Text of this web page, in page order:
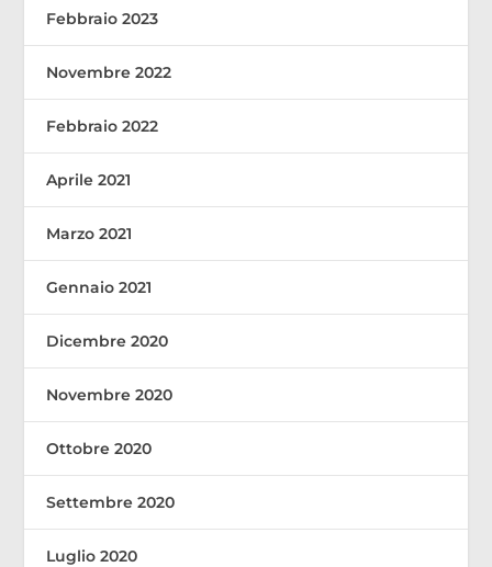
Febbraio 2023
Novembre 2022
Febbraio 2022
Aprile 2021
Marzo 2021
Gennaio 2021
Dicembre 2020
Novembre 2020
Ottobre 2020
Settembre 2020
Luglio 2020